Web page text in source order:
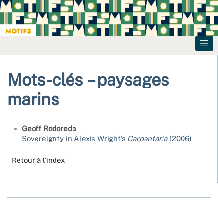
Mots-clés – paysages
marins
Geoff Rodoreda
Sovereignty in Alexis Wright’s Carpentaria(2006)
Retour à l’index